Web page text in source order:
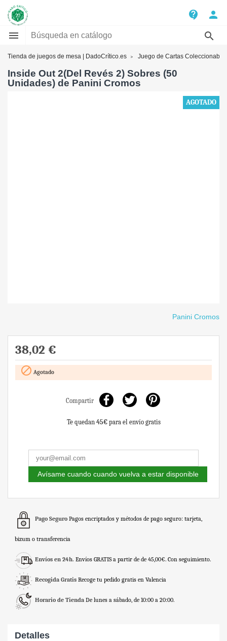
contact_support
person


Tienda de juegos de mesa | DadoCrítico.es Juego de Cartas
Inside Out 2(Del Revés 2) Sobres (50
Unidades) de Panini Cromos
AGOTADO
Panini Cromos
38,02 €
 Agotado
Compartir
Te quedan 45€para el envío gratis
Avísame cuando cuando vuelva a estar disponible
Pago Seguro Pagos encriptados y métodos de pago seguro: tarjeta,
bizum o transferencia
Envíos en 24h. Envíos GRATIS a partir de de 45,00€. Con seguimiento.
Recogida Gratis Recoge tu pedido gratis en Valencia
Horario de Tienda De lunes a sábado, de 10:00 a 20:00.
Detalles